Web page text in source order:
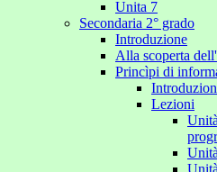
Unita 7
Secondaria 2° grado
Introduzione
Alla scoperta
Princìpi di
Lezioni